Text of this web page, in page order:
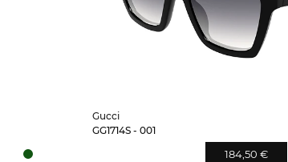
Gucci
GG1714S - 001
184,50 €